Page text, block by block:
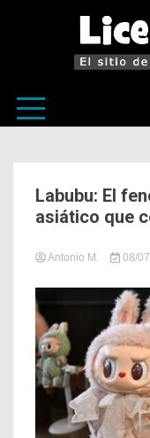
Labubu: El
asiático que
Antonio M.
08/